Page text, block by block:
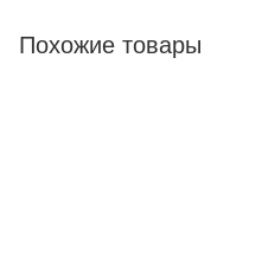
Похожие товары